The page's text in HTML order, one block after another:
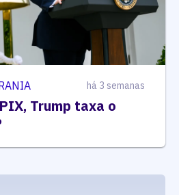
há 3 semanas
Trump taxa o